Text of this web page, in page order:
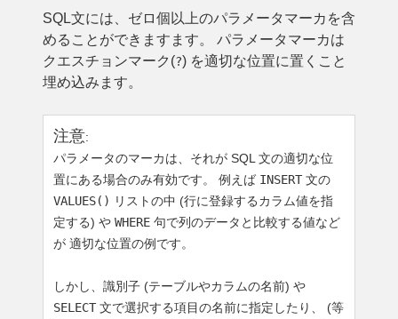
SQL文には、ゼロ個以上のパラメータマーカを含
めることができますます。 パラメータマーカは
クエスチョンマーク(?) を適切な位置に置くこと
埋め込みます。
注意:
パラメータのマーカは、それが SQL 文の適切な位
置にある場合のみ有効です。 例えば INSERT 文の
VALUES() リストの中 (行に登録するカラム値を指
定する) や WHERE 句で列のデータと比較する値など
が 適切な位置の例です。
しかし、識別子 (テーブルやカラムの名前) や
SELECT 文で選択する項目の名前に指定したり、 (等